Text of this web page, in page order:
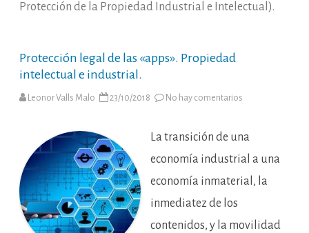
Protección de la Propiedad Industrial e Intelectual).
Protección legal de las «apps». Propiedad
intelectual e industrial.
Leonor Valls Malo 23/10/2018 No hay comentarios
las
Propiedad
intelectual
industrial.
La transición de una
economía industrial a una
economía inmaterial, la
inmediatez de los
contenidos, y la movilidad